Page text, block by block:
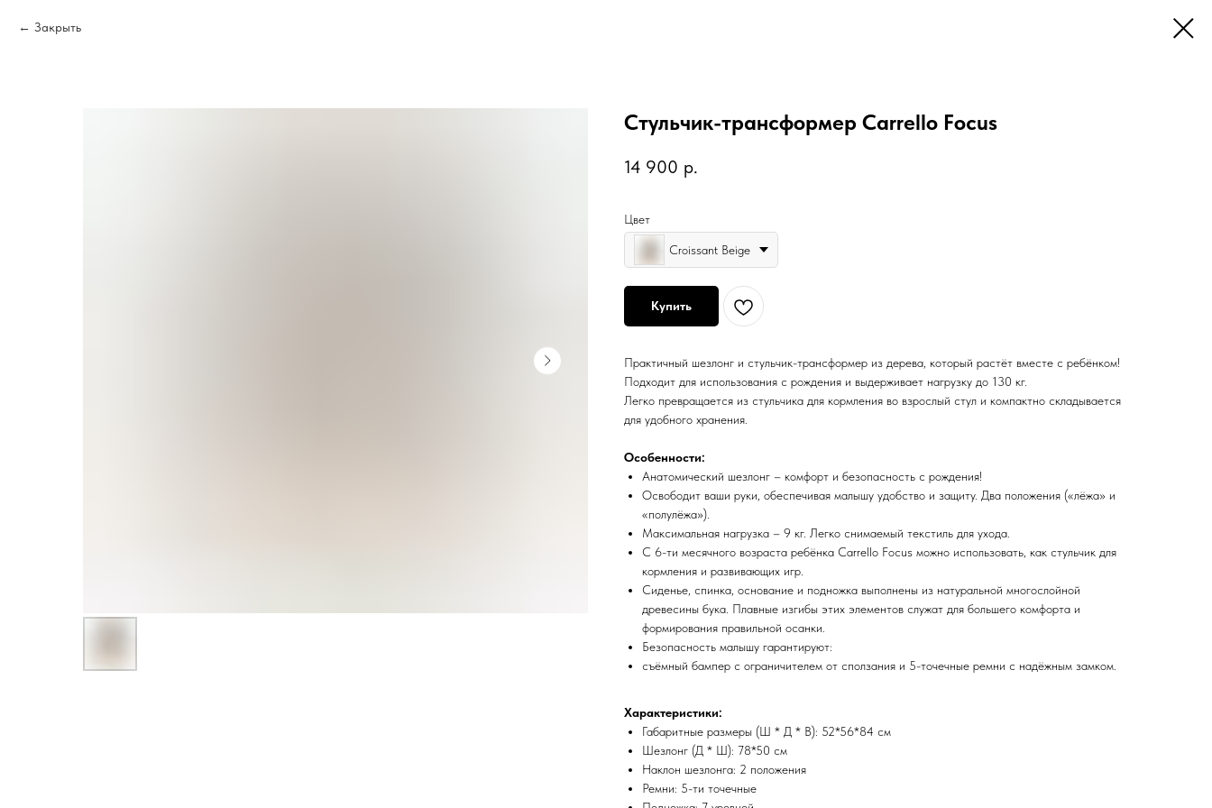
Закрыть
Cтульчик-трансформер Carrello Focus
14 900 р.
Цвет
Croissant Beige
Купить
Практичный шезлонг и стульчик-трансформер из дерева, который растёт вместе с ребёнком!
Подходит для использования с рождения и выдерживает нагрузку до 130 кг.
Легко превращается из стульчика для кормления во взрослый стул и компактно складывается
для удобного хранения.
Особенности:
Анатомический шезлонг – комфорт и безопасность с рождения!
Освободит ваши руки, обеспечивая малышу удобство и защиту. Два положения («лёжа» и
«полулёжа»).
Максимальная нагрузка – 9 кг. Легко снимаемый текстиль для ухода.
С 6-ти месячного возраста ребёнка Carrello Focus можно использовать, как стульчик для
кормления и развивающих игр.
Сиденье, спинка, основание и подножка выполнены из натуральной многослойной
древесины бука. Плавные изгибы этих элементов служат для большего комфорта и
формирования правильной осанки.
Безопасность малышу гарантируют:
съёмный бампер с ограничителем от сползания и 5-точечные ремни с надёжным замком.
Характеристики:
Габаритные размеры (Ш * Д * В): 52*56*84 см
Шезлонг (Д * Ш): 78*50 см
Наклон шезлонга: 2 положения
Ремни: 5-ти точечные